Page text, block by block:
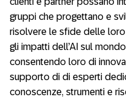
gruppi che progettano e
risolvere le sfide delle
gli impatti dell’AI sul
consentendo loro di
supporto di di esperti
conoscenze, strumenti e